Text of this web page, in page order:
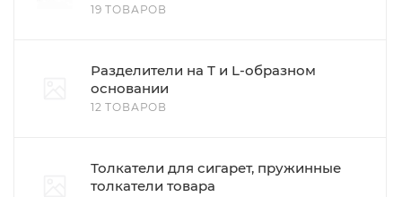
19 ТОВАРОВ
Разделители на Т и L-образном
основании
12 ТОВАРОВ
Толкатели для сигарет, пружинные
толкатели товара